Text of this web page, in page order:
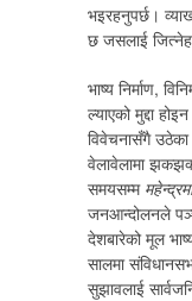
भइरहनुपर्छ।
छ जसलाई
भाष्य निर्माण,
ल्याएको मुद्दा
विवेचनासँगै
वेलावेलामा
समयसम्म
जनआन्दोलनले
देशबारेको मूल
सालमा
सुझावलाई